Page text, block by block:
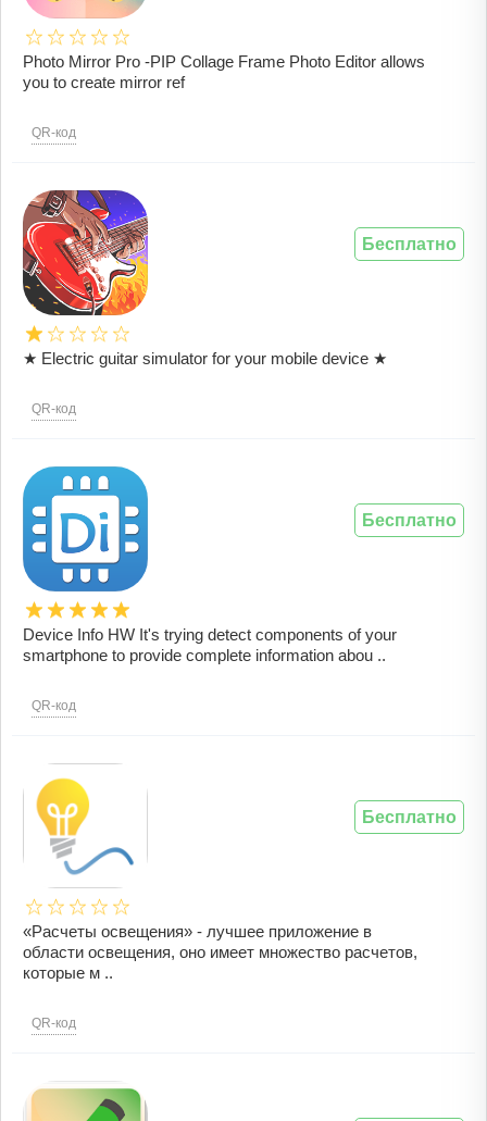
Photo Mirror Pro -PIP Collage Frame Photo Editor allows
you to create mirror ref
QR-код
★ Electric guitar simulator for your mobile device ★
QR-код
Бесплатно
Device Info HW It's trying detect components of your
smartphone to provide complete information abou ..
QR-код
Бесплатно
«Расчеты освещения» - лучшее приложение в
области освещения, оно имеет множество расчетов,
которые м ..
QR-код
Бесплатно